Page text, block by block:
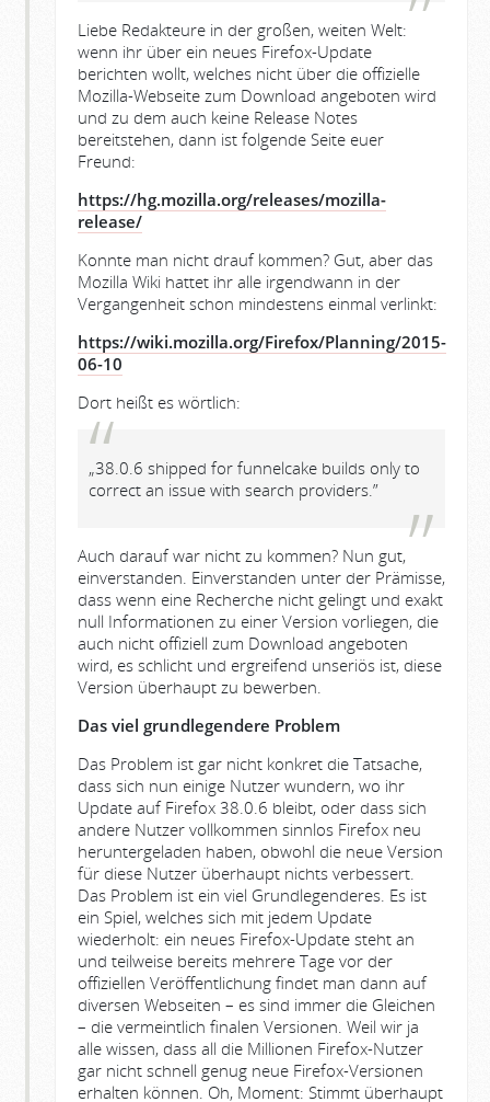
Liebe Redakteure in der großen, weiten Welt:
wenn ihr über ein neues Firefox-Update
berichten wollt, welches nicht über die offizielle
Mozilla-Webseite zum Download angeboten wird
und zu dem auch keine Release Notes
bereitstehen, dann ist folgende Seite euer
Freund:
https://hg.mozilla.org/releases/mozilla-
release/
Konnte man nicht drauf kommen? Gut, aber das
Mozilla Wiki hattet ihr alle irgendwann in der
Vergangenheit schon mindestens einmal verlinkt:
https://wiki.mozilla.org/Firefox/Planning/2015-
06-10
Dort heißt es wörtlich:
„38.0.6 shipped for funnelcake builds only to
correct an issue with search providers.”
Auch darauf war nicht zu kommen? Nun gut,
einverstanden. Einverstanden unter der Prämisse,
dass wenn eine Recherche nicht gelingt und exakt
null Informationen zu einer Version vorliegen, die
auch nicht offiziell zum Download angeboten
wird, es schlicht und ergreifend unseriös ist, diese
Version überhaupt zu bewerben.
Das viel grundlegendere Problem
Das Problem ist gar nicht konkret die Tatsache,
dass sich nun einige Nutzer wundern, wo ihr
Update auf Firefox 38.0.6 bleibt, oder dass sich
andere Nutzer vollkommen sinnlos Firefox neu
heruntergeladen haben, obwohl die neue Version
für diese Nutzer überhaupt nichts verbessert.
Das Problem ist ein viel Grundlegenderes. Es ist
ein Spiel, welches sich mit jedem Update
wiederholt: ein neues Firefox-Update steht an
und teilweise bereits mehrere Tage vor der
offiziellen Veröffentlichung findet man dann auf
diversen Webseiten – es sind immer die Gleichen
– die vermeintlich finalen Versionen. Weil wir ja
alle wissen, dass all die Millionen Firefox-Nutzer
gar nicht schnell genug neue Firefox-Versionen
erhalten können. Oh, Moment: Stimmt überhaupt